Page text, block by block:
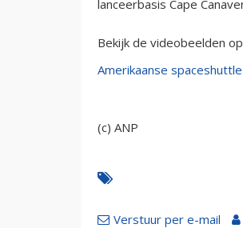
lanceerbasis Cape
Bekijk de videobeelden op
Amerikaanse
(c) ANP
Verstuur per e-mail